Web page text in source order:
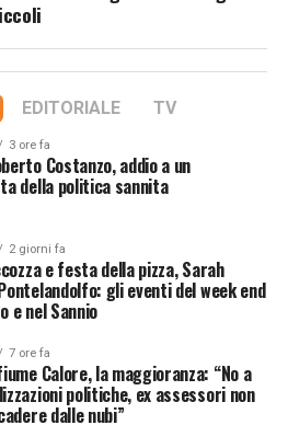
EDITORIALE TV
3 ore fa
Costanzo, addio a un
della politica sannita
2 giorni fa
e festa della pizza, Sarah
gli eventi del week end
e nel Sannio
7 ore fa
Calore, la maggioranza: “No a
politiche, ex assessori non
dalle nubi”